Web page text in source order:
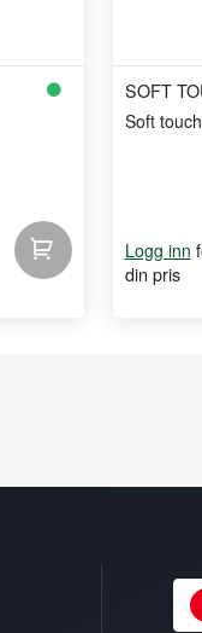
SOFT
Soft
Logg inn
din pris